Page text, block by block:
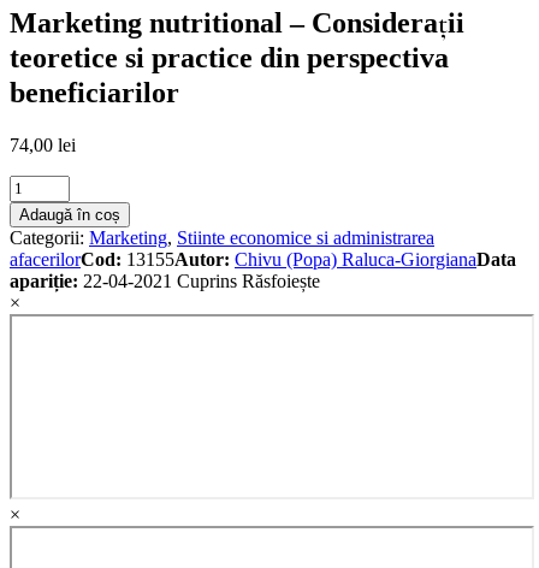
Marketing nutritional – Considerații
teoretice si practice din perspectiva
beneficiarilor
74,00 lei
Marketing
nutritional
-
Considerații
teoretice
si
practice
Adaugă în coș
Categorii: Marketing, Stiinte economice si administrarea
afacerilorCod: 13155Autor: Chivu (Popa) Raluca-GiorgianaData
apariție: 22-04-2021 Cuprins Răsfoiește
×
×